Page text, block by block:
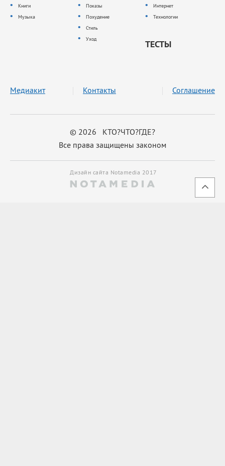
Книги
Музыка
Показы
Похудение
Стиль
Уход
Интернет
Технологии
ТЕСТЫ
© 2026 КТО?ЧТО?ГДЕ?
Все права защищены законом
Медиакит Контакты Соглашение
Дизайн сайта Notamedia 2017